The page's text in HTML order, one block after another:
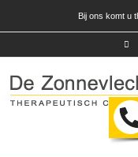
Bij ons komt u